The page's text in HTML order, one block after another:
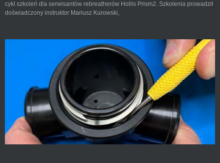
cykl szkoleń dla serwisantów rebreatherów Hollis Prism2. Szkolenia prowadził
doświadczony instruktor Mariusz Kurowski,